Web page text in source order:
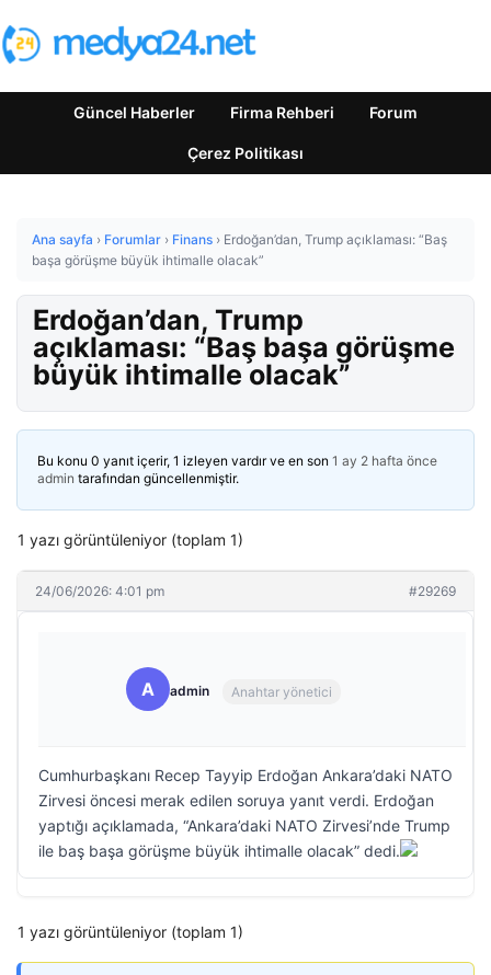
Güncel Haberler Firma Rehberi Forum
Çerez Politikası
Ana sayfa › Forumlar › Finans › Erdoğan’dan, Trump açıklaması: “Baş
başa görüşme büyük ihtimalle olacak”
Erdoğan’dan, Trump
açıklaması: “Baş başa görüşme
büyük ihtimalle olacak”
Bu konu 0 yanıt içerir, 1 izleyen vardır ve en son 1 ay 2 hafta önce
admin tarafından güncellenmiştir.
1 yazı görüntüleniyor (toplam 1)
24/06/2026: 4:01 pm #29269
A admin Anahtar yönetici
Cumhurbaşkanı Recep Tayyip Erdoğan Ankara’daki NATO
Zirvesi öncesi merak edilen soruya yanıt verdi. Erdoğan
yaptığı açıklamada, “Ankara’daki NATO Zirvesi’nde Trump
ile baş başa görüşme büyük ihtimalle olacak” dedi.
1 yazı görüntüleniyor (toplam 1)